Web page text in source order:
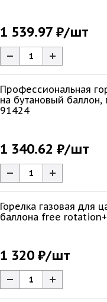
1 539.97 ₽/шт
Профессиональная
на бутановый баллон,
91424
1 340.62 ₽/шт
Горелка газовая для
баллона free
1 320 ₽/шт